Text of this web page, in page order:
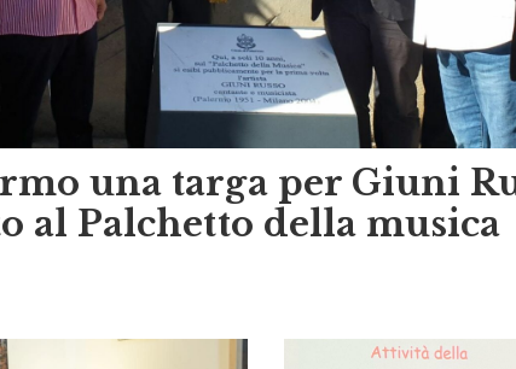
una targa per Giuni
al Palchetto della musica